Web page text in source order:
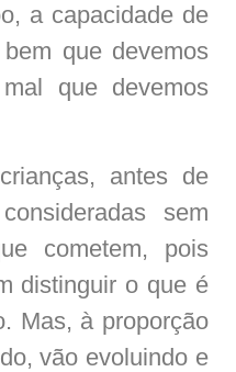
a capacidade de
que devemos
que devemos
antes de
sem
cometem, pois
distinguir o que é
Mas, à proporção
vão evoluindo e